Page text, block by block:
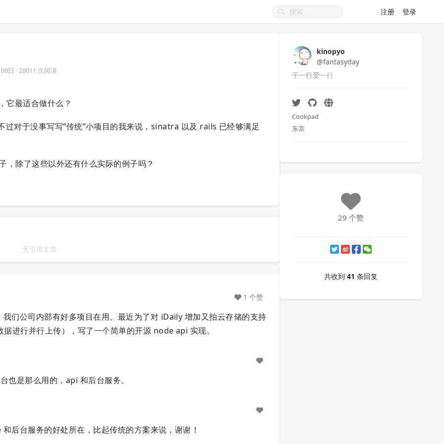
注册 登录
日 · 28011 次阅读
它最适合做什么？
对于没事写写“传统”小项目的我来说，sinatra 以及 rails 已经够满足
，除了这些以外还有什么实际的例子吗？
无引用文章
们公司内部有好多项目在用。最近为了对 iDaily 增加又拍云存储的支持
进行并行上传），写了一个简单的开源 node api 实现。
1 个赞
是那么用的，api 和后台服务。
后台服务的好处所在，比起传统的方案来说，谢谢！
kinopyo
@fantasyday
干一行爱一行
Cookpad
东京
29 个赞
共收到 41 条回复